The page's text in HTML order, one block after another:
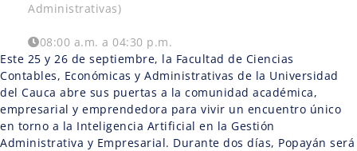
Administrativas)
08:00 a.m. a 04:30 p.m.
Este 25 y 26 de septiembre, la Facultad de Ciencias
Contables, Económicas y Administrativas de la Universidad
del Cauca abre sus puertas a la comunidad académica,
empresarial y emprendedora para vivir un encuentro único
en torno a la Inteligencia Artificial en la Gestión
Administrativa y Empresarial. Durante dos días, Popayán será